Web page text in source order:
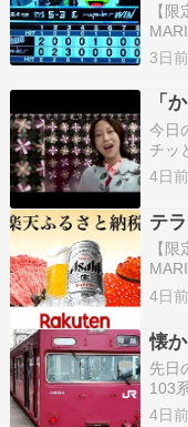
【
グッ
強
水
3日前
「
今日
チッ
すに
グ
4日前
テ
【
グッ
強
水
4日前
懐
先日
103
して
4日前